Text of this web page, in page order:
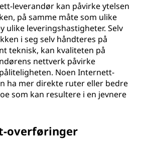
leverandør kan påvirke ytelsen
på samme måte som ulike
ulike leveringshastigheter. Selv
i seg selv håndteres på
teknisk, kan kvaliteten på
nettverk påvirke
Noen Internett-
ha mer direkte ruter eller bedre
som kan resultere i en jevnere
overføringer